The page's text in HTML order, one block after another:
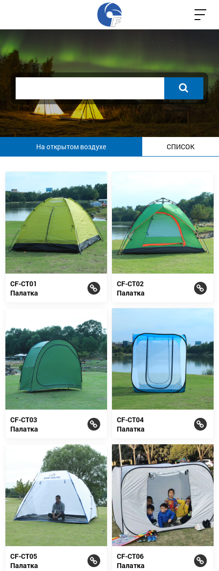
На открытом воздухе СПИСОК
CF-CT01
Палатка
CF-CT02
Палатка
CF-CT03
Палатка
CF-CT04
Палатка
CF-CT05
Палатка
CF-CT06
Палатка